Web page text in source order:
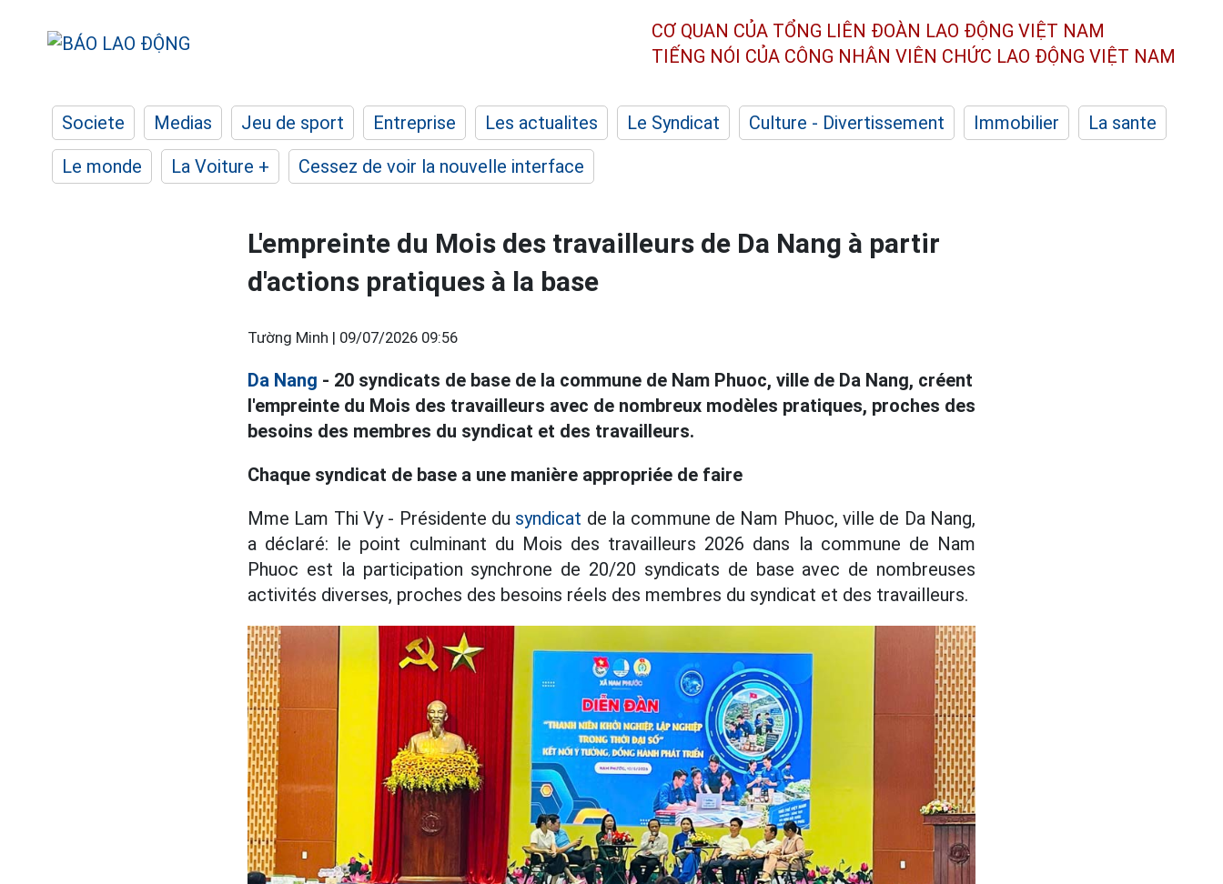
CƠ QUAN CỦA TỔNG LIÊN ĐOÀN LAO ĐỘNG VIỆT NAM
TIẾNG NÓI CỦA CÔNG NHÂN VIÊN CHỨC LAO ĐỘNG VIỆT NAM
Societe Medias Jeu de sport Entreprise Les actualites Le Syndicat Culture - Divertissement Immobilier
La sante
Le monde
La Voiture + Cessez de voir la nouvelle interface
L'empreinte du Mois des travailleurs de Da Nang à partir
d'actions pratiques à la base
Tường Minh | 09/07/2026 09:56
Da Nang - 20 syndicats de base de la commune de Nam Phuoc, ville de Da Nang, créent
l'empreinte du Mois des travailleurs avec de nombreux modèles pratiques, proches des
besoins des membres du syndicat et des travailleurs.
Chaque syndicat de base a une manière appropriée de faire
Mme Lam Thi Vy - Présidente du syndicat de la commune de Nam Phuoc, ville de Da Nang,
a déclaré: le point culminant du Mois des travailleurs 2026 dans la commune de Nam
Phuoc est la participation synchrone de 20/20 syndicats de base avec de nombreuses
activités diverses, proches des besoins réels des membres du syndicat et des travailleurs.